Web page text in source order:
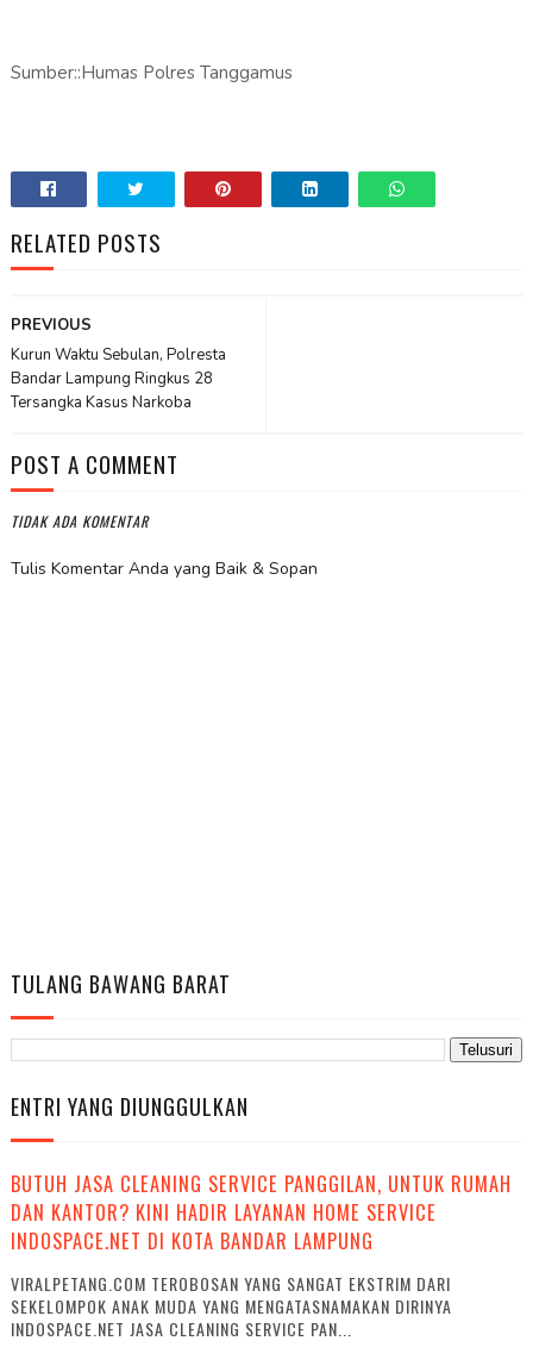
Sumber::Humas Polres Tanggamus
RELATED POSTS
PREVIOUS
Kurun Waktu Sebulan, Polresta
Bandar Lampung Ringkus 28
Tersangka Kasus Narkoba
POST A COMMENT
TIDAK ADA KOMENTAR
Tulis Komentar Anda yang Baik & Sopan
TULANG BAWANG BARAT
ENTRI YANG DIUNGGULKAN
BUTUH JASA CLEANING SERVICE PANGGILAN, UNTUK RUMAH
DAN KANTOR? KINI HADIR LAYANAN HOME SERVICE
INDOSPACE.NET DI KOTA BANDAR LAMPUNG
VIRALPETANG.COM TEROBOSAN YANG SANGAT EKSTRIM DARI
SEKELOMPOK ANAK MUDA YANG MENGATASNAMAKAN DIRINYA
INDOSPACE.NET JASA CLEANING SERVICE PAN...